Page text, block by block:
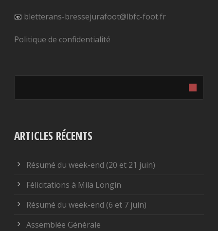
📧 bletterans-bressejurafoot@lbfc-foot.fr
Politique de confidentialité
ARTICLES RÉCENTS
Résumé du week-end (20 et 21 juin)
Félicitations à Mila Longin
Résumé du week-end (6 et 7 juin)
Assemblée Générale